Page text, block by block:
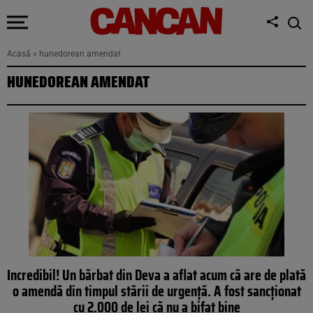
Acasă » hunedorean amendat
HUNEDOREAN AMENDAT
Incredibil! Un bărbat din Deva a aflat acum că are de plată
o amendă din timpul stării de urgență. A fost sancționat
cu 2.000 de lei că nu a bifat bine